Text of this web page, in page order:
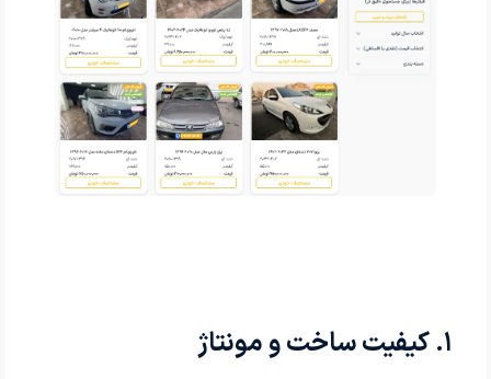
۱. کیفیت ساخت و مونتاژ